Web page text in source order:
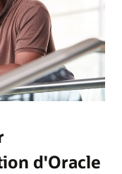
d'Oracle